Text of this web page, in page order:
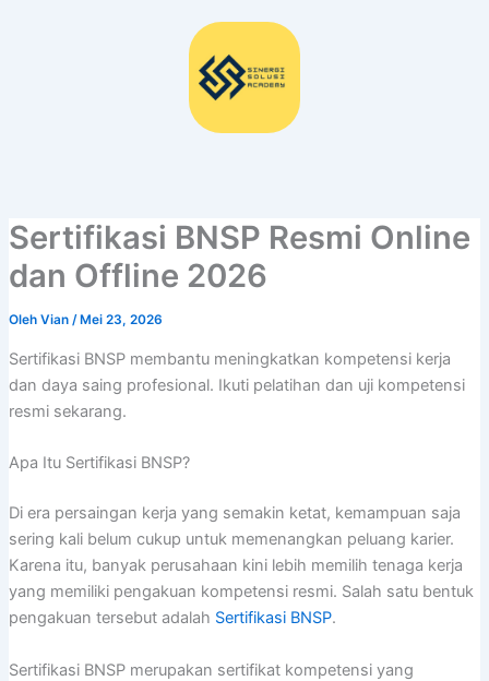
Sertifikasi BNSP Resmi Online
dan Offline 2026
Oleh Vian / Mei 23, 2026
Sertifikasi BNSP membantu meningkatkan kompetensi kerja
dan daya saing profesional. Ikuti pelatihan dan uji kompetensi
resmi sekarang.
Apa Itu Sertifikasi BNSP?
Di era persaingan kerja yang semakin ketat, kemampuan saja
sering kali belum cukup untuk memenangkan peluang karier.
Karena itu, banyak perusahaan kini lebih memilih tenaga kerja
yang memiliki pengakuan kompetensi resmi. Salah satu bentuk
pengakuan tersebut adalah Sertifikasi BNSP.
Sertifikasi BNSP merupakan sertifikat kompetensi yang